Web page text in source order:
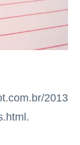
2013